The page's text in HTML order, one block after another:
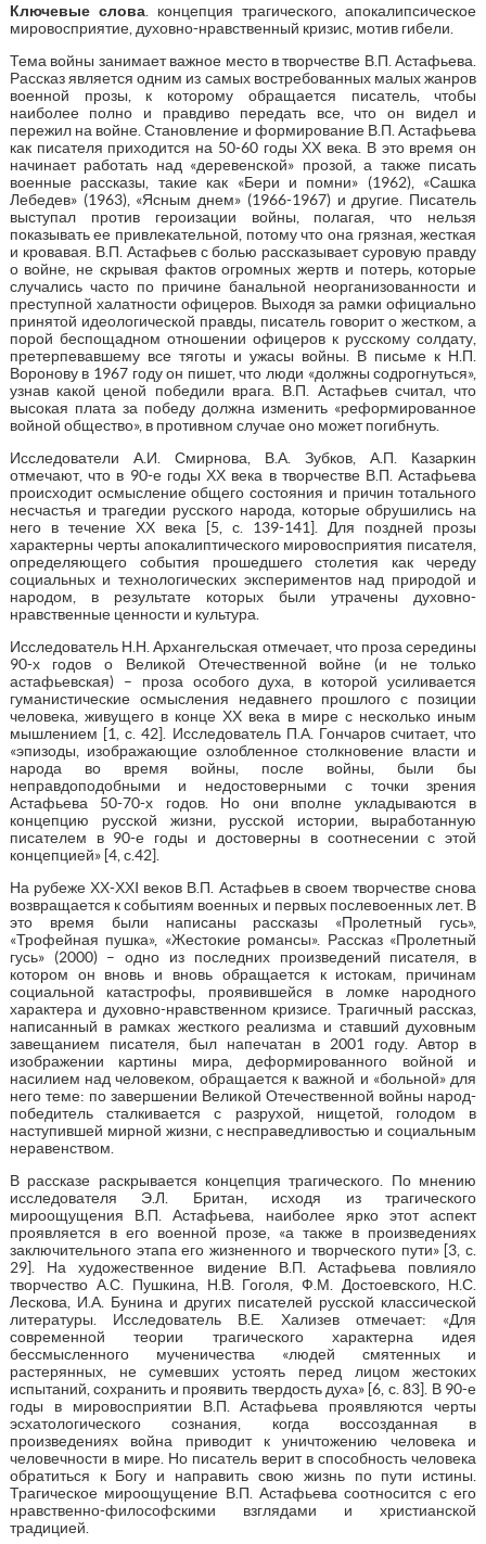
Ключевые слова. концепция трагического, апокалипсическое
мировосприятие, духовно-нравственный кризис, мотив гибели.
Тема войны занимает важное место в творчестве В.П. Астафьева.
Рассказ является одним из самых востребованных малых жанров
военной прозы, к которому обращается писатель, чтобы
наиболее полно и правдиво передать все, что он видел и
пережил на войне. Становление и формирование В.П. Астафьева
как писателя приходится на 50-60 годы ХХ века. В это время он
начинает работать над «деревенской» прозой, а также писать
военные рассказы, такие как «Бери и помни» (1962), «Сашка
Лебедев» (1963), «Ясным днем» (1966-1967) и другие. Писатель
выступал против героизации войны, полагая, что нельзя
показывать ее привлекательной, потому что она грязная, жесткая
и кровавая. В.П. Астафьев с болью рассказывает суровую правду
о войне, не скрывая фактов огромных жертв и потерь, которые
случались часто по причине банальной неорганизованности и
преступной халатности офицеров. Выходя за рамки официально
принятой идеологической правды, писатель говорит о жестком, а
порой беспощадном отношении офицеров к русскому солдату,
претерпевавшему все тяготы и ужасы войны. В письме к Н.П.
Воронову в 1967 году он пишет, что люди «должны содрогнуться»,
узнав какой ценой победили врага. В.П. Астафьев считал, что
высокая плата за победу должна изменить «реформированное
войной общество», в противном случае оно может погибнуть.
Исследователи А.И. Смирнова, В.А. Зубков, А.П. Казаркин
отмечают, что в 90-е годы ХХ века в творчестве В.П. Астафьева
происходит осмысление общего состояния и причин тотального
несчастья и трагедии русского народа, которые обрушились на
него в течение ХХ века [5, с. 139-141]. Для поздней прозы
характерны черты апокалиптического мировосприятия писателя,
определяющего события прошедшего столетия как череду
социальных и технологических экспериментов над природой и
народом, в результате которых были утрачены духовно-
нравственные ценности и культура.
Исследователь Н.Н. Архангельская отмечает, что проза середины
90-х годов о Великой Отечественной войне (и не только
астафьевская) – проза особого духа, в которой усиливается
гуманистические осмысления недавнего прошлого с позиции
человека, живущего в конце ХХ века в мире с несколько иным
мышлением [1, с. 42]. Исследователь П.А. Гончаров считает, что
«эпизоды, изображающие озлобленное столкновение власти и
народа во время войны, после войны, были бы
неправдоподобными и недостоверными с точки зрения
Астафьева 50-70-х годов. Но они вполне укладываются в
концепцию русской жизни, русской истории, выработанную
писателем в 90-е годы и достоверны в соотнесении с этой
концепцией» [4, с.42].
На рубеже ХХ-ХХI веков В.П. Астафьев в своем творчестве снова
возвращается к событиям военных и первых послевоенных лет. В
это время были написаны рассказы «Пролетный гусь»,
«Трофейная пушка», «Жестокие романсы». Рассказ «Пролетный
гусь» (2000) – одно из последних произведений писателя, в
котором он вновь и вновь обращается к истокам, причинам
социальной катастрофы, проявившейся в ломке народного
характера и духовно-нравственном кризисе. Трагичный рассказ,
написанный в рамках жесткого реализма и ставший духовным
завещанием писателя, был напечатан в 2001 году. Автор в
изображении картины мира, деформированного войной и
насилием над человеком, обращается к важной и «больной» для
него теме: по завершении Великой Отечественной войны народ-
победитель сталкивается с разрухой, нищетой, голодом в
наступившей мирной жизни, с несправедливостью и социальным
неравенством.
В рассказе раскрывается концепция трагического. По мнению
исследователя Э.Л. Британ, исходя из трагического
мироощущения В.П. Астафьева, наиболее ярко этот аспект
проявляется в его военной прозе, «а также в произведениях
заключительного этапа его жизненного и творческого пути» [3, с.
29]. На художественное видение В.П. Астафьева повлияло
творчество А.С. Пушкина, Н.В. Гоголя, Ф.М. Достоевского, Н.С.
Лескова, И.А. Бунина и других писателей русской классической
литературы. Исследователь В.Е. Хализев отмечает: «Для
современной теории трагического характерна идея
бессмысленного мученичества «людей смятенных и
растерянных, не сумевших устоять перед лицом жестоких
испытаний, сохранить и проявить твердость духа» [6, с. 83]. В 90-е
годы в мировосприятии В.П. Астафьева проявляются черты
эсхатологического сознания, когда воссозданная в
произведениях война приводит к уничтожению человека и
человечности в мире. Но писатель верит в способность человека
обратиться к Богу и направить свою жизнь по пути истины.
Трагическое мироощущение В.П. Астафьева соотносится с его
нравственно-философскими взглядами и христианской
традицией.